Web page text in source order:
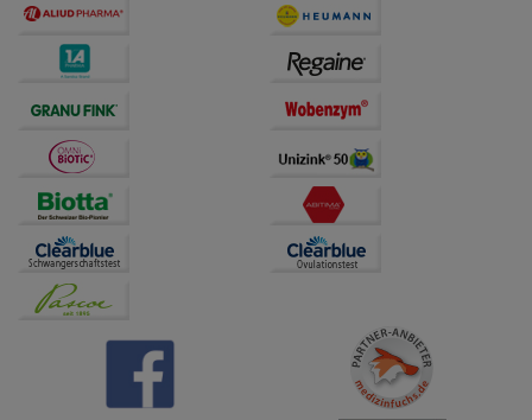
auf unserer Website aber auch die Werbung auf
Drittseiten möglichst relevant für Sie zu gestalten.
Bitte beachten Sie, dass Daten hierfür teilweise an
Dritte wie z.B. Google oder soziale Medien